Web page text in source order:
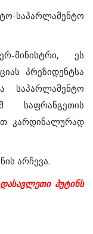
-საპარლამენტო
-მინისტრი, ეს
პრეზიდენტსა
საპარლამენტო
საფრანგეთის
კარდინალურად
არჩევა.
დასავლეთი პუტინს